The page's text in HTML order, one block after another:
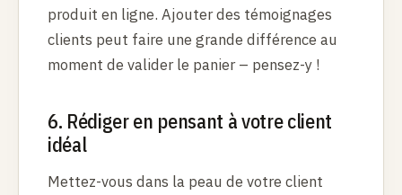
produit en ligne. Ajouter des témoignages
clients peut faire une grande différence au
moment de valider le panier – pensez-y !
6. Rédiger en pensant à votre client
idéal
Mettez-vous dans la peau de votre client